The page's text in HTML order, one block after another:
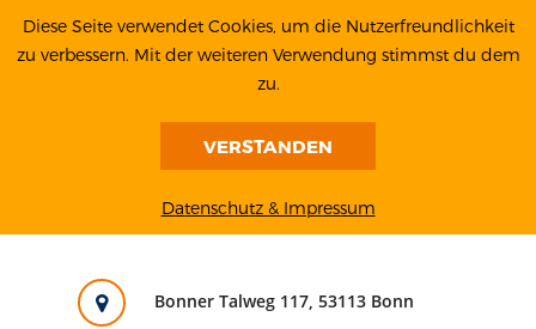
Bonner Talweg 117, 53113 Bonn
Diese Seite verwendet Cookies, um die Nutzerfreundlichkeit
zu verbessern. Mit der weiteren Verwendung stimmst du dem
zu.
VERSTANDEN
Datenschutz & Impressum